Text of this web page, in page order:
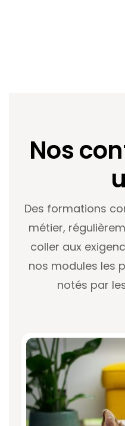
Nos
Des formations
métier,
coller aux
nos modules les
notés par